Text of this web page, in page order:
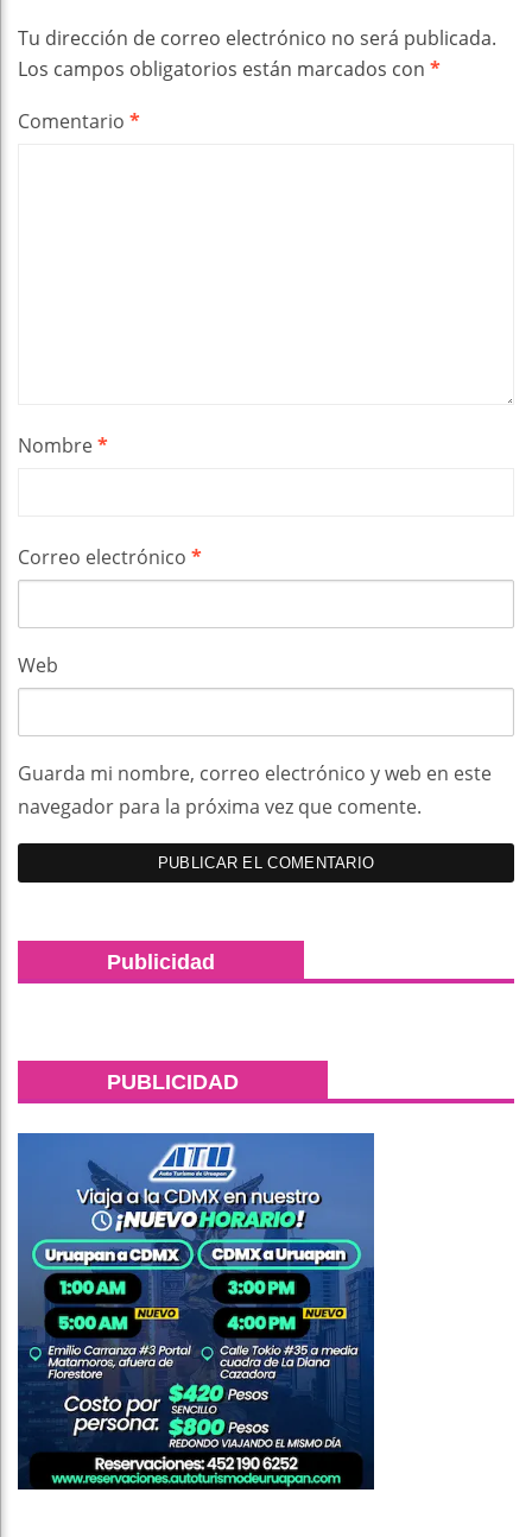
Tu dirección de correo electrónico no será publicada.
Los campos obligatorios están marcados con *
Comentario *
Nombre*
Correo electrónico *
Web
Guarda mi nombre, correo electrónico y web en este
navegador para la próxima vez que comente.
Publicidad
PUBLICIDAD